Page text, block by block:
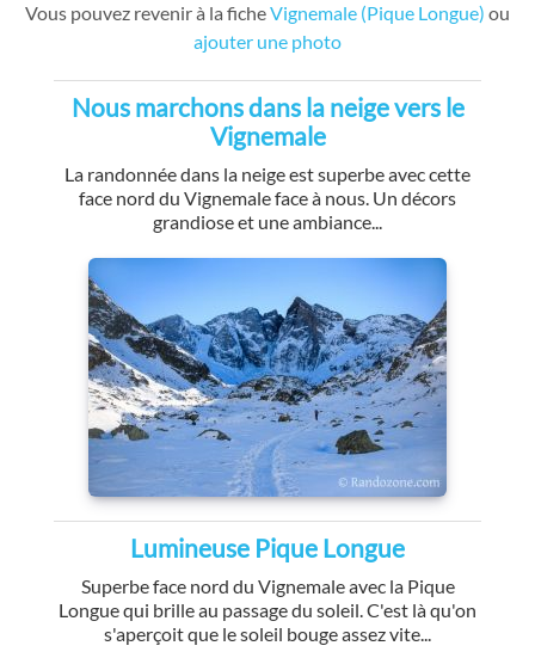
Vous pouvez revenir à la ficheVignemale (Pique Longue) ou
ajouter une photo
Nous marchons dans la neige vers le
Vignemale
La randonnée dans la neige est superbe avec cette
face nord du Vignemale face à nous. Un décors
grandiose et une ambiance...
Lumineuse Pique Longue
Superbe face nord du Vignemale avec la Pique
Longue qui brille au passage du soleil. C'est là qu'on
s'aperçoit que le soleil bouge assez vite...